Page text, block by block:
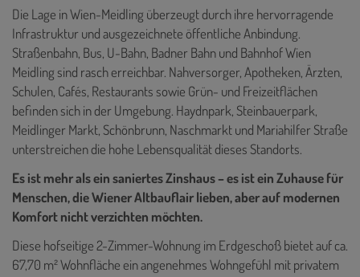
Die Lage in Wien-Meidling überzeugt durch ihre hervorragende
Infrastruktur und ausgezeichnete öffentliche Anbindung.
Straßenbahn, Bus, U-Bahn, Badner Bahn und Bahnhof Wien
Meidling sind rasch erreichbar. Nahversorger, Apotheken, Ärzten,
Schulen, Cafés, Restaurants sowie Grün- und Freizeitflächen
befinden sich in der Umgebung. Haydnpark, Steinbauerpark,
Meidlinger Markt, Schönbrunn, Naschmarkt und Mariahilfer Straße
unterstreichen die hohe Lebensqualität dieses Standorts.
Es ist mehr als ein saniertes Zinshaus – es ist ein Zuhause für
Menschen, die Wiener Altbauflair lieben, aber auf modernen
Komfort nicht verzichten möchten.
Diese hofseitige 2-Zimmer-Wohnung im Erdgeschoß bietet auf ca.
67,70 m² Wohnfläche ein angenehmes Wohngefühl mit privatem